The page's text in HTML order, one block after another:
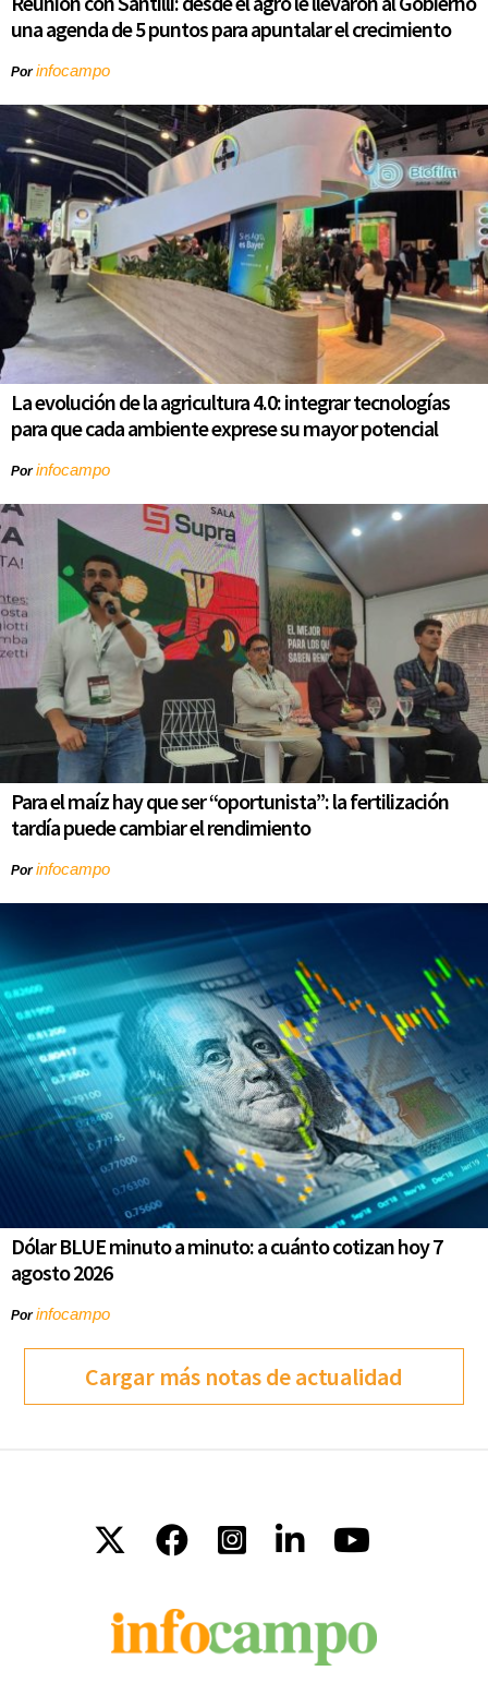
una agenda de 5 puntos para apuntalar el crecimiento
Porinfocampo
La evolución de la agricultura 4.0: integrar tecnologías
para que cada ambiente exprese su mayor potencial
Porinfocampo
Para el maíz hay que ser “oportunista”: la fertilización
tardía puede cambiar el rendimiento
Porinfocampo
Dólar BLUE minuto a minuto: a cuánto cotizan hoy 7
agosto 2026
Porinfocampo
Cargar más notas de actualidad